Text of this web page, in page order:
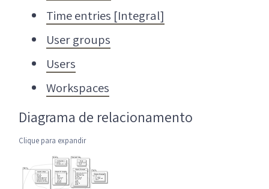
Time entries [Integral]
User groups
Users
Workspaces
Diagrama de relacionamento
Clique para expandir